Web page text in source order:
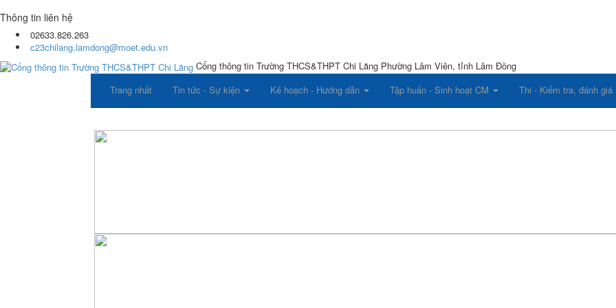
Thông tin liên hệ
02633.826.263
c23chilang.lamdong@moet.edu.vn
Cổng thông tin Trường THCS&THPT Chi Lăng Phường Lâm Viên, tỉnh Lâm Đồng
Trang nhất
Tin tức - Sự kiện Kế hoạch - Hướng dẫn Tập huấn - Sinh hoạt CM Thi - Kiểm tra, đánh giá